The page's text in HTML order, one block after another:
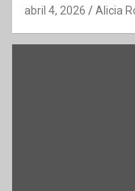
abril 4, 2026 Alicia